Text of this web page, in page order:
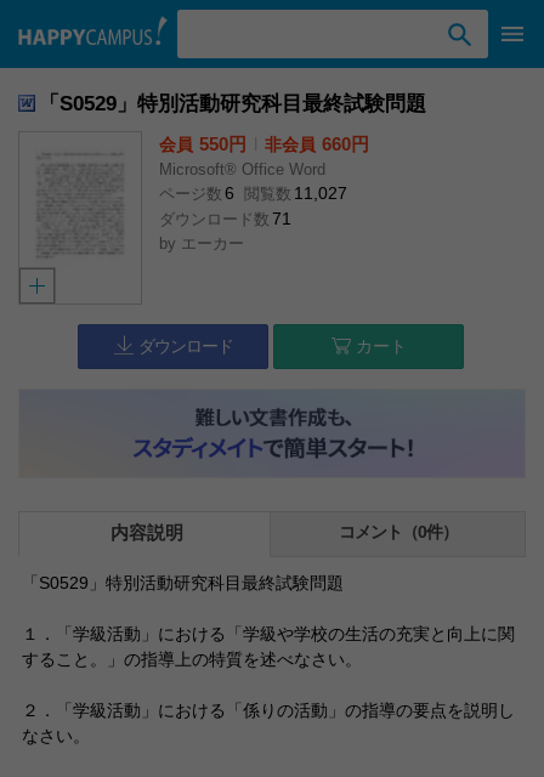
「S0529」特別活動研究科目最終試験問題
会員 550円 非会員 660円
Microsoft® Office Word
ページ数 6 閲覧数 11,027
ダウンロード数 71
by エーカー
ダウンロード カート
内容説明 コメント（0件）
「S0529」特別活動研究科目最終試験問題
１．「学級活動」における「学級や学校の生活の充実と向上に関
すること。」の指導上の特質を述べなさい。
２．「学級活動」における「係りの活動」の指導の要点を説明し
なさい。